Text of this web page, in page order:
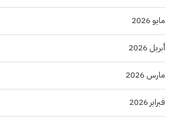
مايو 2026
أبريل 2026
مارس 2026
فبراير 2026